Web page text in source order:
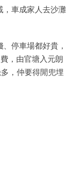
，車成家人去沙灘
停車場都好貴，
，由官塘入元朗
，仲要得閒兜埋